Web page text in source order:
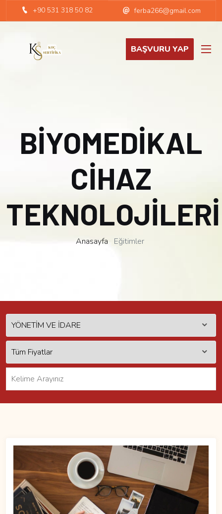
+90 531 318 50 82 ferba266@gmail.com
BAŞVURU YAP
BİYOMEDİKAL
CİHAZ
TEKNOLOJİLERİ
Anasayfa Eğitimler